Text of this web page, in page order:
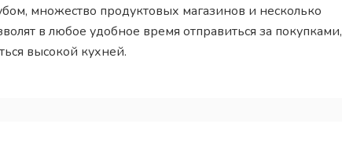
множество продуктовых магазинов и несколько
в любое удобное время отправиться за покупками,
высокой кухней.